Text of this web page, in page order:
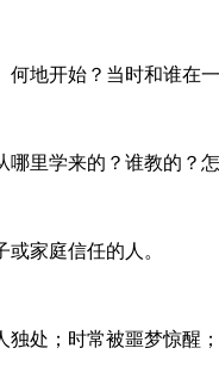
地开始？当时和谁在
里学来的？谁教的？
家庭信任的人。
处；时常被噩梦惊醒